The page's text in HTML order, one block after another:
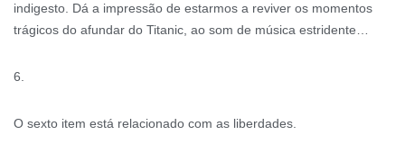
indigesto. Dá a impressão de estarmos a reviver os momentos
trágicos do afundar do Titanic, ao som de música estridente…
6.
O sexto item está relacionado com as liberdades.